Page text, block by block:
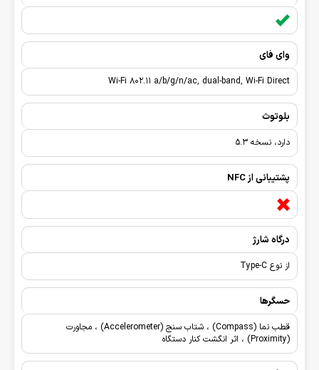
وای فای
Wi-Fi 802.11 a/b/g/n/ac, dual-band, Wi-Fi Direct
بلوتوث
دارد، نسخه 5.3
پشتیبانی از NFC
درگاه شارژ
از نوع Type-C
حسگرها
قطب نما (Compass) ، شتاب سنج (Accelerometer) ، مجاورت
(Proximity) ، اثر انگشت کنار دستگاه